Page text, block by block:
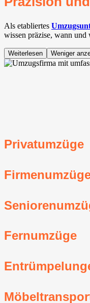
Als etabliertes
wissen präzise, wann und
Weiterlesen Weniger
Privatumzüge
Fernumzüge